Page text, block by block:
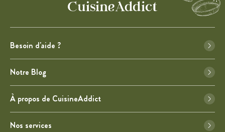
Besoin d'aide ?
Notre Blog
À propos de CuisineAddict
Nos services